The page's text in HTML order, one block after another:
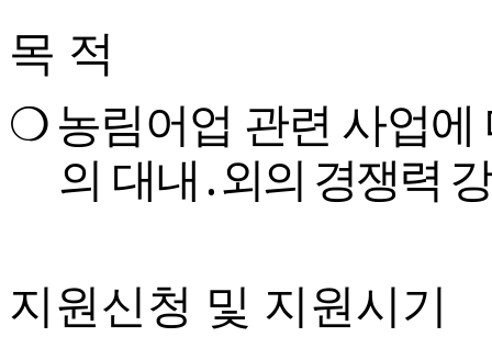
목 적
❍ 농림어업 관련 사업
의 대내 ․외의 경쟁력
지원신청 및 지원시기